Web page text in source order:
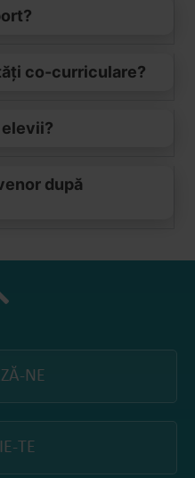
co-curriculare?
după
NE
TE